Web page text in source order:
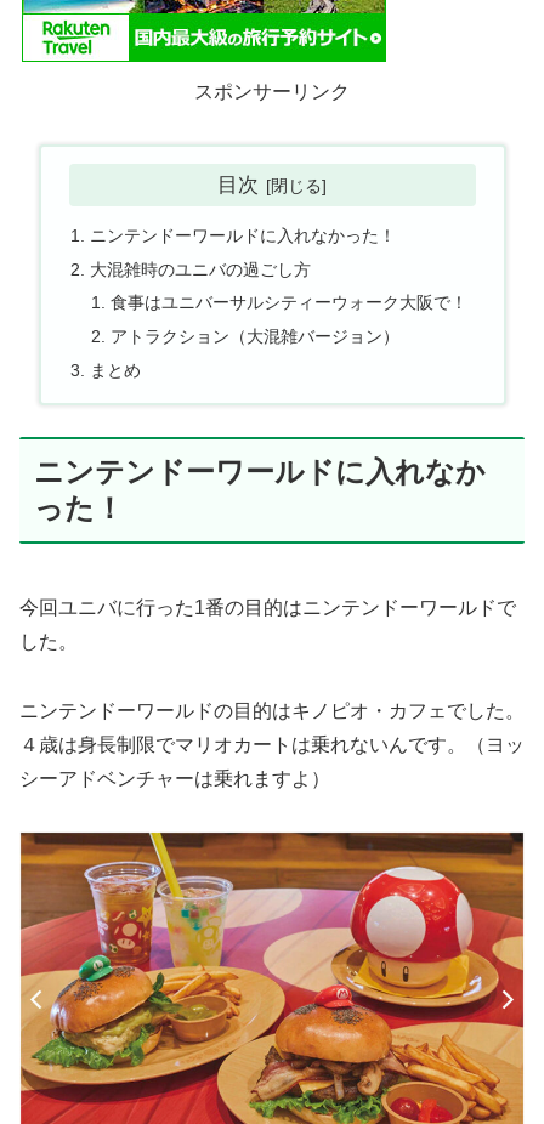
スポンサーリンク
目次
ニンテンドーワールドに入れなかった！
大混雑時のユニバの過ごし方
食事はユニバーサルシティーウォーク大阪で！
アトラクション（大混雑バージョン）
まとめ
ニンテンドーワールドに入れなか
った！
今回ユニバに行った1番の目的はニンテンドーワールドで
した。
ニンテンドーワールドの目的はキノピオ・カフェでした。
４歳は身長制限でマリオカートは乗れないんです。（ヨッ
シーアドベンチャーは乗れますよ）